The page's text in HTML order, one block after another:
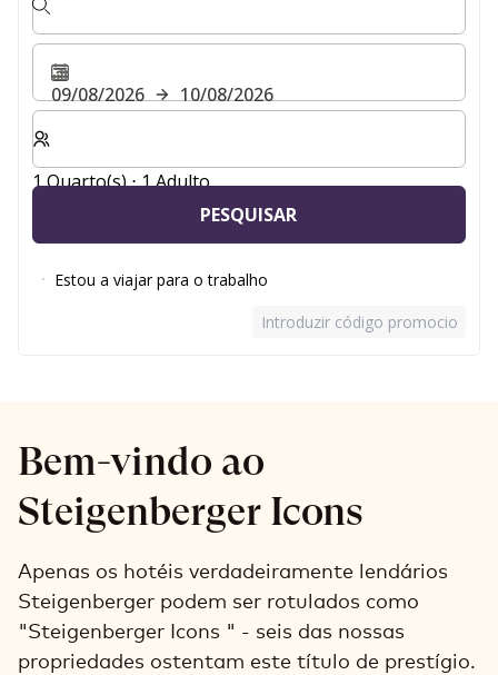
09/08/2026
10/08/2026
Selecionar o número de quartos e de hóspedes para a
1 Quarto(s) ⋅ 1 Adulto
PESQUISAR
Estou a viajar para o trabalho
Introduzir código promocional
Bem-vindo ao
Steigenberger Icons
Apenas os hotéis verdadeiramente lendários
Steigenberger podem ser rotulados como
"Steigenberger Icons " - seis das nossas
propriedades ostentam este título de prestígio.